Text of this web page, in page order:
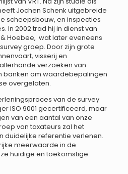
Jochen Schenk uitgebreide
scheepsbouw, en inspecties
In 2002 trad hij in dienst van
Hoebee, wat later eveneens
groep. Door zijn grote
visserij en
verzoeken van
banken om waardebepalingen
overgelaten.
van de survey
ISO 9001 gecertificeerd, maar
van een aantal van onze
van taxateurs zal het
duidelijke referentie verlenen.
meerwaarde in de
huidige en toekomstige